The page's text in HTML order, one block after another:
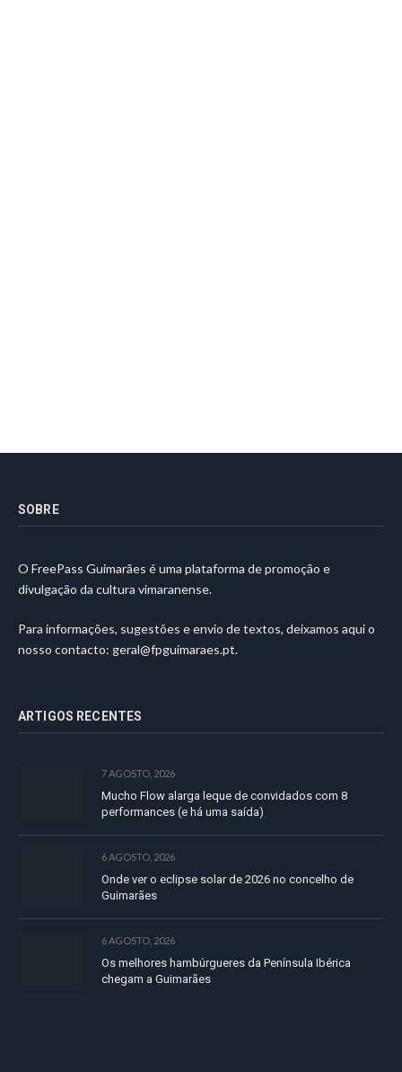
SOBRE
O FreePass Guimarães é uma plataforma de promoção e
divulgação da cultura vimaranense.
Para informações, sugestões e envio de textos, deixamos aqui o
nosso contacto: geral@fpguimaraes.pt.
ARTIGOS RECENTES
7 AGOSTO, 2026
Mucho Flow alarga leque de convidados com 8
performances (e há uma saída)
6 AGOSTO, 2026
Onde ver o eclipse solar de 2026 no concelho de
Guimarães
6 AGOSTO, 2026
Os melhores hambúrgueres da Península Ibérica
chegam a Guimarães